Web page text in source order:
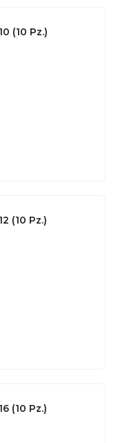
(10 Pz.)
(10 Pz.)
(10 Pz.)